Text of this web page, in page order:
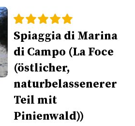
Spiaggia di Marina
di Campo (La Foce
(östlicher,
naturbelassenerer
Teil mit
Pinienwald))